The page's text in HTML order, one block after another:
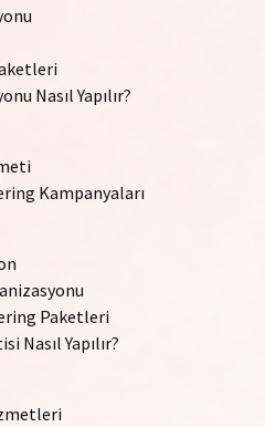
Nasıl Yapılır?
Kampanyaları
Paketleri
Nasıl Yapılır?